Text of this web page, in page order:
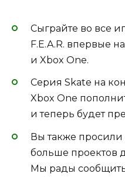
Сыграйте во все
F.E.A.R. впервые
и Xbox One.
Серия Skate на
Xbox One
и теперь будет
Вы также просили
больше проектов
Мы рады